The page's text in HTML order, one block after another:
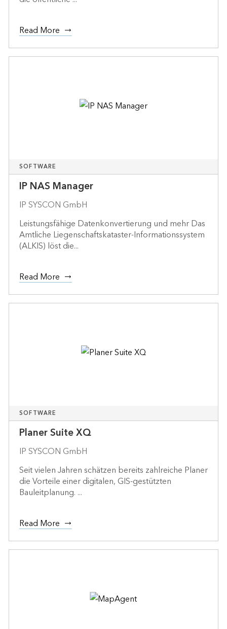
Read More
SOFTWARE
IP NAS Manager
IP SYSCON GmbH
Leistungsfähige Datenkonvertierung und mehr Das
Amtliche Liegenschaftskataster-Informationssystem
(ALKIS) löst die...
Read More
SOFTWARE
Planer Suite XQ
IP SYSCON GmbH
Seit vielen Jahren schätzen bereits zahlreiche Planer
die Vorteile einer digitalen, GIS-gestützten
Bauleitplanung. ...
Read More